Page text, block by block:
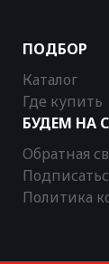
ПОДБОР
Каталог
Где купить
БУДЕМ НА
Обратная
Политика